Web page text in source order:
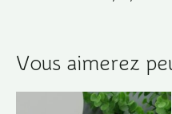
Vous aimerez